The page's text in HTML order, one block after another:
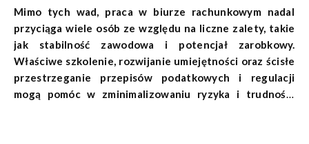
pracą oraz presji na zachowanie dokładności w
rozliczeniach.
Mimo tych wad, praca w biurze rachunkowym nadal
przyciąga wiele osób ze względu na liczne zalety, takie
jak stabilność zawodowa i potencjał zarobkowy.
Właściwe szkolenie, rozwijanie umiejętności oraz ścisłe
przestrzeganie przepisów podatkowych i regulacji
mogą pomóc w zminimalizowaniu ryzyka i trudności